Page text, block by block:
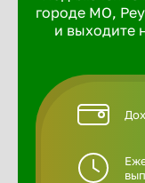
городе МО,
и выходите